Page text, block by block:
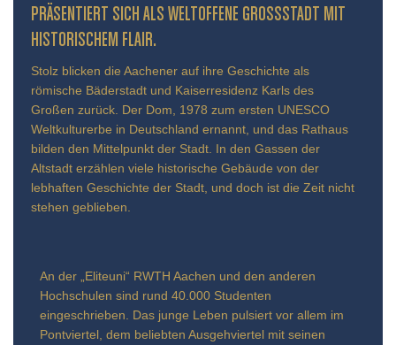
ÄSENTIERT SICH ALS WELTOFFENE GROSSSTADT MIT HIS
TORISCHEM FLAIR.
Stolz blicken die Aachener auf ihre Geschichte als
römische Bäderstadt und Kaiserresidenz Karls des
Großen zurück. Der Dom, 1978 zum ersten UNESCO
Weltkulturerbe in Deutschland ernannt, und das Rathaus
bilden den Mittelpunkt der Stadt. In den Gassen der
Altstadt erzählen viele historische Gebäude von der
lebhaften Geschichte der Stadt, und doch ist die Zeit nicht
stehen geblieben.
An der „Eliteuni“ RWTH Aachen und den anderen
Hochschulen sind rund 40.000 Studenten
eingeschrieben. Das junge Leben pulsiert vor allem im
Pontviertel, dem beliebten Ausgehviertel mit seinen